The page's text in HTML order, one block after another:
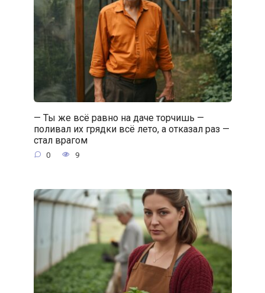
— Ты же всё равно на даче торчишь —
поливал их грядки всё лето, а отказал раз —
стал врагом
0 9